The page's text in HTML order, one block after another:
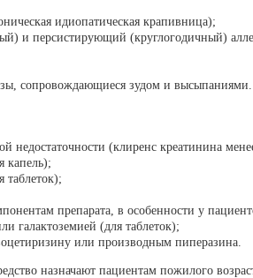
идиопатическая крапивница);
и персистирующий (круглогодичный)
сопровождающиеся зудом и высыпаниями.
недостаточности (клиренс креатинина
капель);
таблеток);
препарата, в особенности у
галактоземией (для таблеток);
или производным пиперазина.
назначают пациентам пожилого